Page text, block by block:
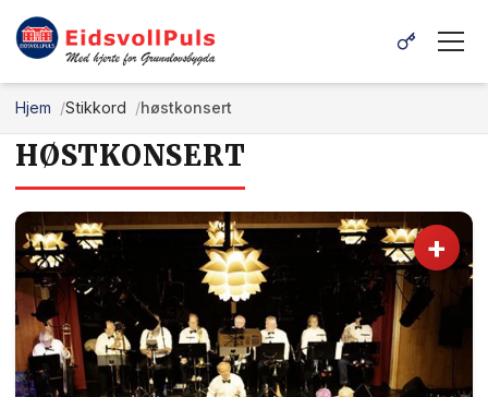
Hjem Stikkord høstkonsert
HØSTKONSERT
+